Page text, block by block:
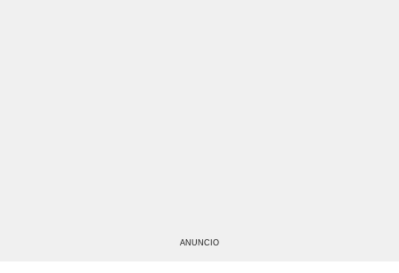
ANUNCIO